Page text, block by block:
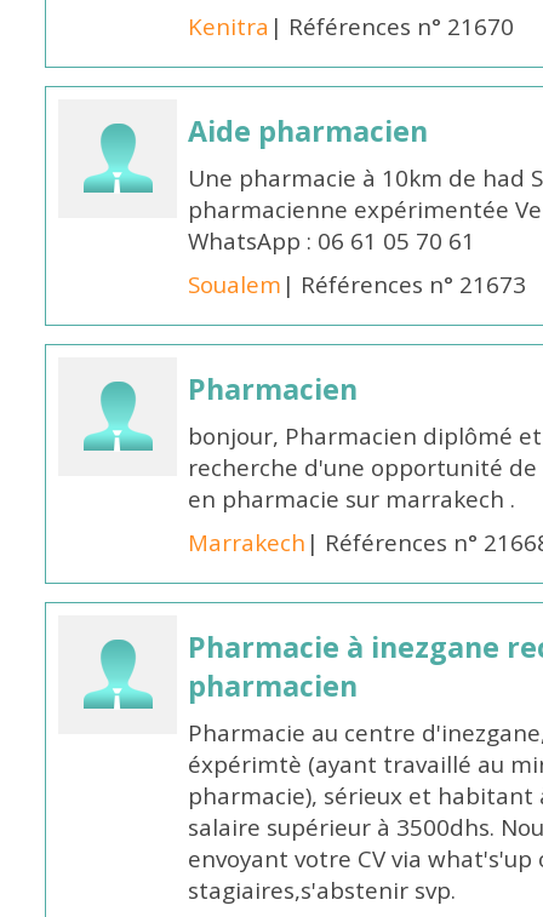
Kenitra | Références n° 21670
Aide pharmacien
Une pharmacie à 10km de had
pharmacienne expérimentée
WhatsApp : 06 61 05 70 61
Soualem | Références n° 21673
Pharmacien
bonjour, Pharmacien diplômé
recherche d'une opportunité
en pharmacie sur marrakech .
Marrakech | Références n°
Pharmacie à inezgane
pharmacien
Pharmacie au centre
éxpérimtè (ayant travaillé au
pharmacie), sérieux et habitant
salaire supérieur à 3500dhs.
envoyant votre CV via
stagiaires,s'abstenir svp.